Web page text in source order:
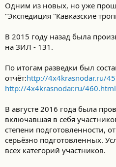
Одним из новых, но уже
"Экспедиция "Кавказские
В 2015 году назад была
на ЗИЛ - 131.
По итогам разведки был
отчёт:http://4x4krasnodar.ru/
http://4x4krasnodar.ru/460.html
В августе 2016 года была
включавшая в себя
степени подготовленности,
серьёзно подготовленных.
всех категорий участников.